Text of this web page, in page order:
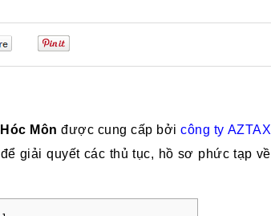
Môn được cung cấp bởicông ty AZTAX
giải quyết các thủ tục, hồ sơ phức tạp về